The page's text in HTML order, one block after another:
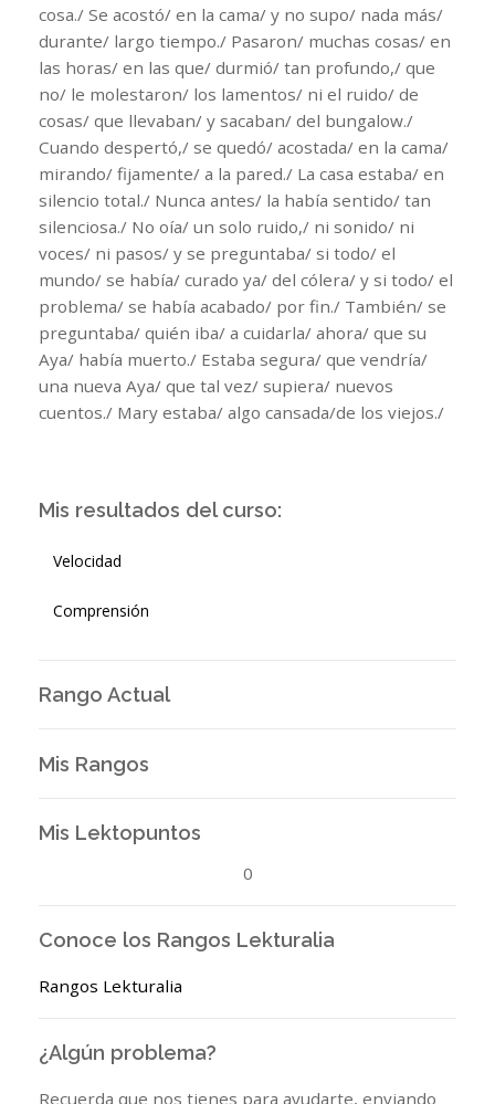
cosa./ Se acostó/ en la cama/ y no supo/ nada más/
durante/ largo tiempo./ Pasaron/ muchas cosas/ en
las horas/ en las que/ durmió/ tan profundo,/ que
no/ le molestaron/ los lamentos/ ni el ruido/ de
cosas/ que llevaban/ y sacaban/ del bungalow./
Cuando despertó,/ se quedó/ acostada/ en la cama/
mirando/ fijamente/ a la pared./ La casa estaba/ en
silencio total./ Nunca antes/ la había sentido/ tan
silenciosa./ No oía/ un solo ruido,/ ni sonido/ ni
voces/ ni pasos/ y se preguntaba/ si todo/ el
mundo/ se había/ curado ya/ del cólera/ y si todo/ el
problema/ se había acabado/ por fin./ También/ se
preguntaba/ quién iba/ a cuidarla/ ahora/ que su
Aya/ había muerto./ Estaba segura/ que vendría/
una nueva Aya/ que tal vez/ supiera/ nuevos
cuentos./ Mary estaba/ algo cansada/de los viejos./
Mis resultados del curso:
Velocidad
Comprensión
Rango Actual
Mis Rangos
Mis Lektopuntos
0
Conoce los Rangos Lekturalia
Rangos Lekturalia
¿Algún problema?
Recuerda que nos tienes para ayudarte, enviando